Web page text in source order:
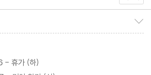
- 휴가 (하)